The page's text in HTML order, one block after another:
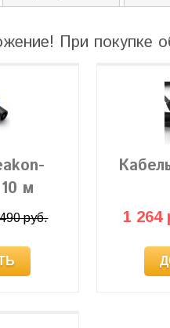
При покупке
м
руб. 1 264